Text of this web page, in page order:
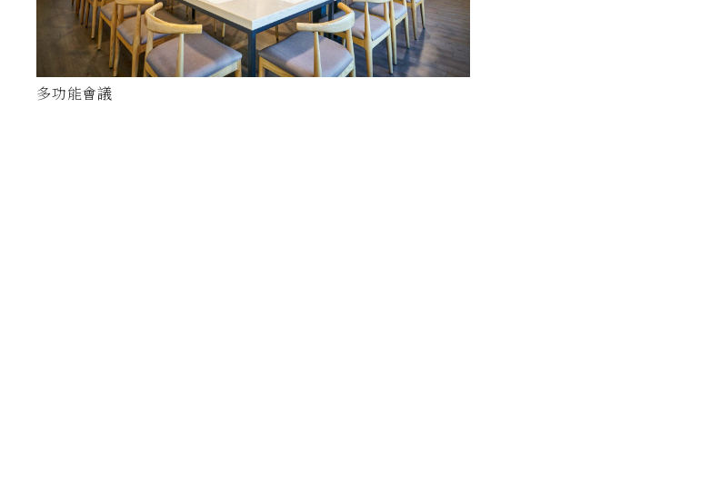
多功能會議